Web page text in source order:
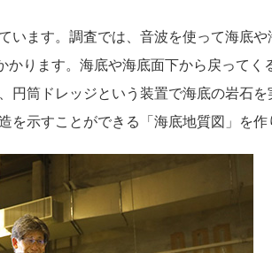
ます。調査では、音波を使って海底や
かります。海底や海底面下から戻ってく
円筒ドレッジという装置で海底の岩石
示すことができる「海底地質図」を作